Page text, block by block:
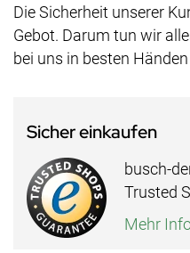
Die Sicherheit unserer
Gebot. Darum tun wir
bei uns in besten
Sicher einkaufen
busch-
Trusted
Mehr